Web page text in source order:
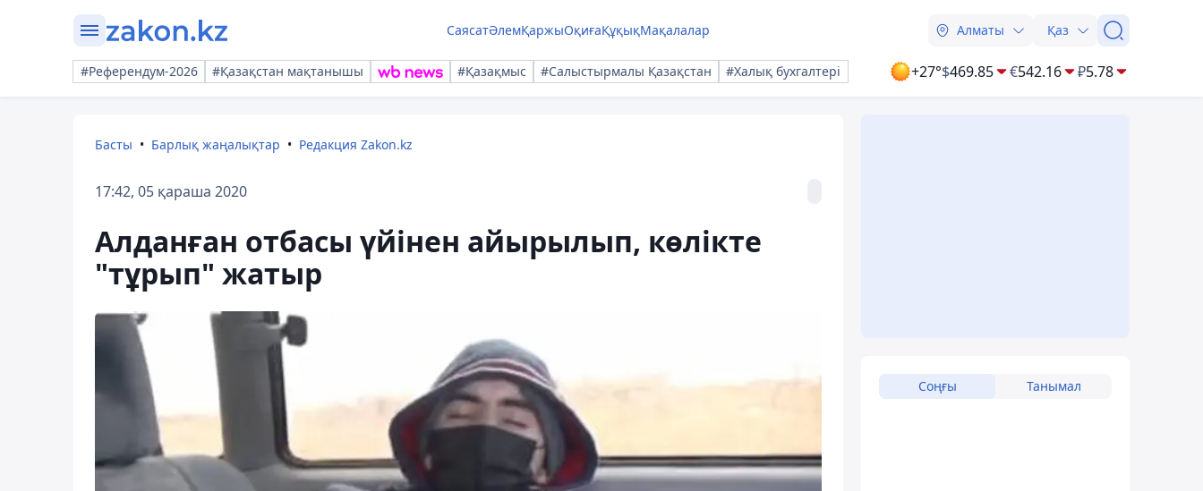
СаясатӘлемҚаржыОқиғаҚұқықМақалалар Алматы Қаз
#Референдум-2026 #Қазақстан мақтанышы #Қазақмыс #Салыстырмалы Қазақстан #Халық бухгалтері +27°$469.85 €542.16 ₽5.78
Басты Барлық жаңалықтар Редакция Zakon.kz
17:42, 05 қараша 2020
Алданған отбасы үйінен айырылып, көлікте
"тұрып" жатыр
Соңғы Танымал